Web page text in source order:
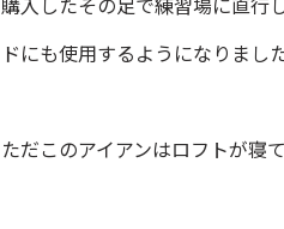
ドにも使用するようになりました
ただこのアイアンはロフトが寝